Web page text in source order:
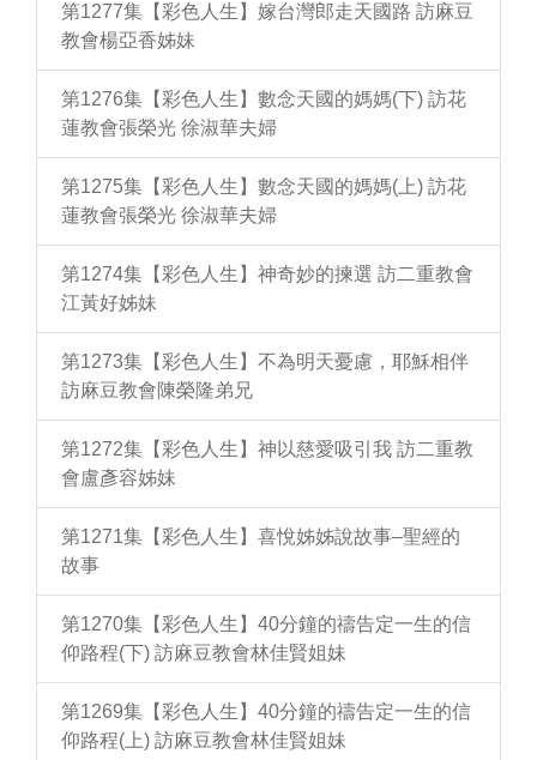
第1277集【彩色人生】嫁台灣郎走天國路 訪麻豆
教會楊亞香姊妹
第1276集【彩色人生】數念天國的媽媽(下) 訪花
蓮教會張榮光 徐淑華夫婦
第1275集【彩色人生】數念天國的媽媽(上) 訪花
蓮教會張榮光 徐淑華夫婦
第1274集【彩色人生】神奇妙的揀選 訪二重教會
江黃好姊妹
第1273集【彩色人生】不為明天憂慮，耶穌相伴
訪麻豆教會陳榮隆弟兄
第1272集【彩色人生】神以慈愛吸引我 訪二重教
會盧彥容姊妹
第1271集【彩色人生】喜悅姊姊說故事–聖經的
故事
第1270集【彩色人生】40分鐘的禱告定一生的信
仰路程(下) 訪麻豆教會林佳賢姐妹
第1269集【彩色人生】40分鐘的禱告定一生的信
仰路程(上) 訪麻豆教會林佳賢姐妹